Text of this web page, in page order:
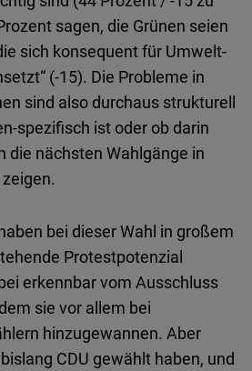
sagen, die Grünen seien
sich konsequent für Umwelt-
(-15). Die Probleme in
sind also durchaus strukturell
spezifisch ist oder ob darin
die nächsten Wahlgänge in
bei dieser Wahl in großem
Protestpotenzial
erkennbar vom Ausschluss
sie vor allem bei
hinzugewannen. Aber
CDU gewählt haben, und